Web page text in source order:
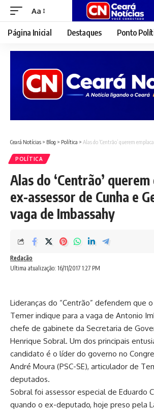
Font
Resizer
Aa
Página Inicial Destaques Ponto
Ceará Notícias > Blog > Política > Alas do ‘Centrão’ querem emplacar ex-assessor
POLÍTICA
Alas do ‘Centrão’
ex-assessor de Cunha e
vaga de Imbassahy
Ultima atualização: 16/11/2017 1:27 PM
Redação
Lideranças do “Centrão” defendem que
Temer indique para a vaga de Antonio
chefe de gabinete da Secretaria de
Henrique Sobral. Um dos principais
candidato é o líder do governo no
André Moura (PSC-SE), articulador de
deputados.
Sobral foi assessor especial de Eduardo
quando o ex-deputado, hoje preso pela